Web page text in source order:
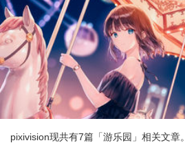
pixivision现共有7篇「游乐园」相关文章。